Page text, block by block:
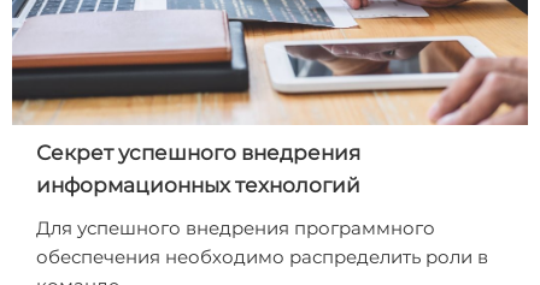
Секрет успешного внедрения
информационных технологий
Для успешного внедрения программного
обеспечения необходимо распределить роли в